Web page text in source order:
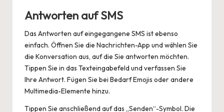
Antworten auf SMS
Das Antworten auf eingegangene SMS ist ebenso
einfach. Öffnen Sie die Nachrichten-App und wählen Sie
die Konversation aus, auf die Sie antworten möchten.
Tippen Sie in das Texteingabefeld und verfassen Sie
Ihre Antwort. Fügen Sie bei Bedarf Emojis oder andere
Multimedia-Elemente hinzu.
Tippen Sie anschließend auf das „Senden“-Symbol. Die